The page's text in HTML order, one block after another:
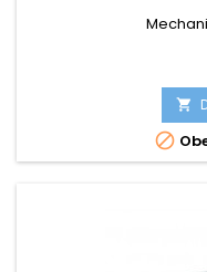

